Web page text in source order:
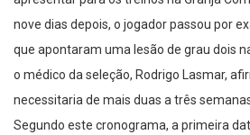
nove dias depois, o jogador passou por
que apontaram uma lesão de grau dois
o médico da seleção, Rodrigo Lasmar,
necessitaria de mais duas a três
Segundo este cronograma, a primeira